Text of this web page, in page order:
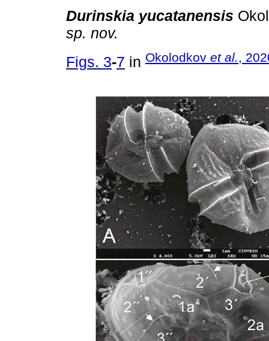
Durinskia yucatanensis
sp. nov.
Figs. 3-7 in Okolodkov et al. ,